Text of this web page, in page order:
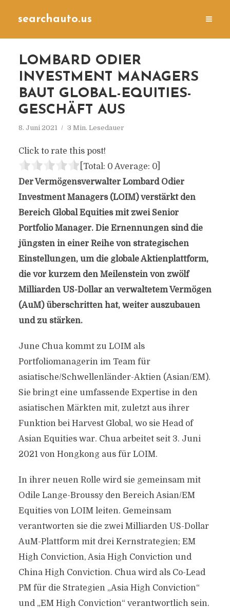
searchauto.us
LOMBARD ODIER
INVESTMENT MANAGERS
BAUT GLOBAL-EQUITIES-
GESCHÄFT AUS
8. Juni 2021 3 Min. Lesedauer
Click to rate this post!
[Total: 0 Average: 0]
Der Vermögensverwalter Lombard Odier
Investment Managers (LOIM) verstärkt den
Bereich Global Equities mit zwei Senior
Portfolio Manager. Die Ernennungen sind die
jüngsten in einer Reihe von strategischen
Einstellungen, um die globale Aktienplattform,
die vor kurzem den Meilenstein von zwölf
Milliarden US-Dollar an verwaltetem Vermögen
(AuM) überschritten hat, weiter auszubauen
und zu stärken.
June Chua kommt zu LOIM als
Portfoliomanagerin im Team für
asiatische/Schwellenländer-Aktien (Asian/EM).
Sie bringt eine umfassende Expertise in den
asiatischen Märkten mit, zuletzt aus ihrer
Funktion bei Harvest Global, wo sie Head of
Asian Equities war. Chua arbeitet seit 3. Juni
2021 von Hongkong aus für LOIM.
In ihrer neuen Rolle wird sie gemeinsam mit
Odile Lange-Broussy den Bereich Asian/EM
Equities von LOIM leiten. Gemeinsam
verantworten sie die zwei Milliarden US-Dollar
AuM-Plattform mit drei Kernstrategien; EM
High Conviction, Asia High Conviction und
China High Conviction. Chua wird als Co-Lead
PM für die Strategien „Asia High Conviction“
und „EM High Conviction“ verantwortlich sein.